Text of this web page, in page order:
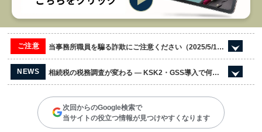
ご注意 当事務所職員を騙る詐欺にご注意ください（2025/5/13更新）
NEWS 相続税の税務調査が変わる ― KSK2・GSS導入で何が起き、名義預金はどう狙われるのか
次回からのGoogle検索で
当サイトの役立つ情報が見つけやすくなります